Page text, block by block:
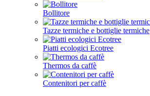
Bollitore
Tazze termiche e bottiglie termiche
Piatti ecologici Ecotree
Thermos da caffè
Contenitori per caffè